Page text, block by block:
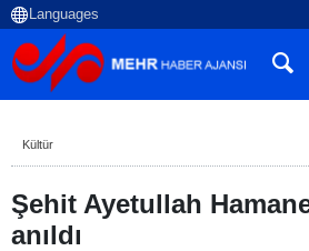
Kültür
Şehit Ayetullah
anıldı